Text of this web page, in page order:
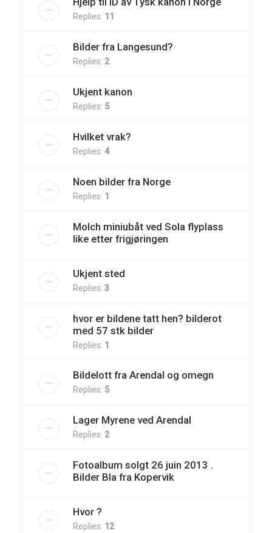
Replies: 11
Bilder fra Langesund?
Replies: 2
Ukjent kanon
Replies: 5
Hvilket vrak?
Replies: 4
Noen bilder fra Norge
Replies: 1
Molch miniubåt ved Sola flyplass
like etter frigjøringen
Ukjent sted
Replies: 3
hvor er bildene tatt hen? bilderot
med 57 stk bilder
Replies: 1
Bildelott fra Arendal og omegn
Replies: 5
Lager Myrene ved Arendal
Replies: 2
Fotoalbum solgt 26 juin 2013 .
Bilder Bla fra Kopervik
Hvor ?
Replies: 12